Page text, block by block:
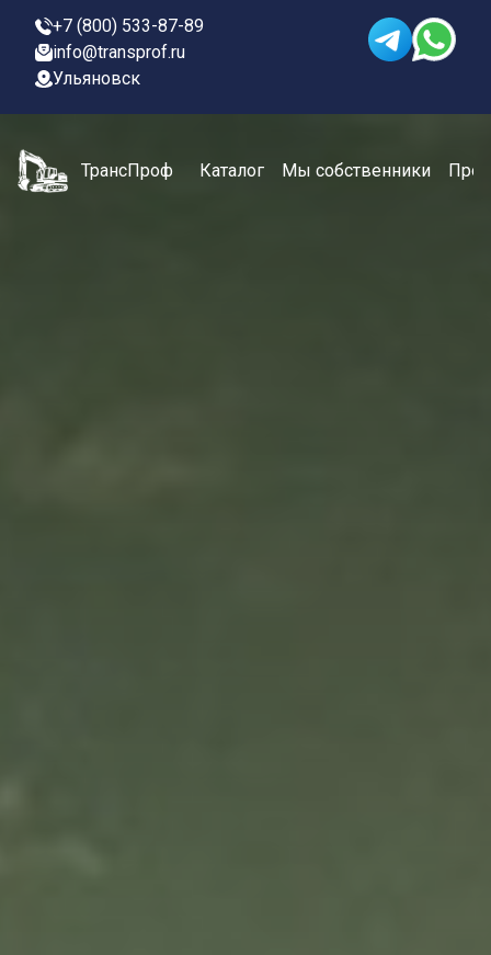
ТрансПроф Каталог Мы собственники
+7 (800) 533-87-89
info@transprof.ru
Ульяновск